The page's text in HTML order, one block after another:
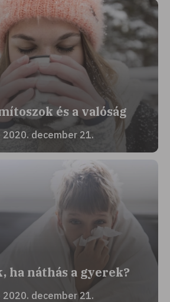
és a valóság
2020. december 21.
ha náthás a gyerek?
2020. december 21.